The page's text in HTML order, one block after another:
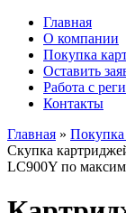
Главная
О компании
Покупка
Оставить
Работа с
Контакты
Главная » Покупка
Скупка
LC900Y по